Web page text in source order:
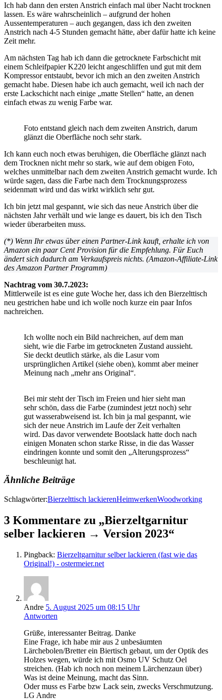
Ich hab dann den ersten Anstrich einfach mal über Nacht trocknen
lassen. Es wäre wahrscheinlich – aufgrund der hohen
Aussentemperaturen – auch gegangen, dass ich den zweiten
Anstrich nach 4-5 Stunden gemacht hätte, aber dafür hatte ich keine
Zeit mehr.
Am nächsten Tag hab ich dann die getrocknete Farbschicht mit
einem Schleifpapier K220 leicht angeschliffen und gut mit dem
Kompressor entstaubt, bevor ich mich an den zweiten Anstrich
gemacht habe. Diesen habe ich auch gemacht, weil ich nach der
erste Lackschicht nach einige „matte Stellen“ hatte, an denen
einfach etwas zu wenig Farbe war.
Foto entstand gleich nach dem zweiten Anstrich, darum
glänzt die Oberfläche noch sehr stark.
Ich kann euch noch etwas beruhigen, die Oberfläche glänzt nach
dem Trocknen nicht mehr so stark, wie auf dem obigen Foto,
welches unmittelbar nach dem zweiten Anstrich gemacht wurde. Ich
würde sagen, dass die Farbe nach dem Trocknungsprozess
seidenmatt wird und das wirkt wirklich sehr gut.
Ich bin jetzt mal gespannt, wie sich das neue Anstrich über die
nächsten Jahr verhält und wie lange es dauert, bis ich den Tisch
wieder überarbeiten muss.
(*) Wenn Ihr etwas über einen Partner-Link kauft, erhalte ich von
Amazon ein paar Cent Provision für die Empfehlung. Für Euch
ändert sich dadurch am Verkaufspreis nichts. (Amazon-Affiliate-Link
des Amazon Partner Programm)
Nachtrag vom 30.7.2023:
Mittlerweile ist es eine gute Woche her, dass ich den Bierzelttisch
neu gestrichen habe und ich wolle noch kurze ein paar Infos
nachreichen.
Ich wollte noch ein Bild nachreichen, auf dem man
sieht, wie die Farbe im getrockneten Zustand aussieht.
Sie deckt deutlich stärke, als die Lasur vom
ursprünglichen Artikel (siehe oben), kommt aber meiner
Meinung nach „mehr ans Original“.
Bei mir steht der Tisch im Freien und hier sieht man
sehr schön, dass die Farbe (zumindest jetzt noch) sehr
gut wasserabweisend ist. Ich bin ja mal gespannt, wie
sich der neue Anstrich im Laufe der Zeit verhalten
wird. Das davor verwendete Bootslack hatte doch nach
einigen Monaten schon starke Risse, in die das Wasser
eindringen konnte und somit den „Alterungsprozess“
beschleunigt hat.
Ähnliche Beiträge
Schlagwörter:Bierzelttisch lackierenHeimwerkenWoodworking
3 Kommentare zu „Bierzeltgarnitur
selber lackieren → Version 2023“
Pingback: Bierzeltgarnitur selber lackieren (fast wie das
Original!) - ostermeier.net
Andre 5. August 2025 um 08:15 Uhr
Antworten
Grüße, interessanter Beitrag. Danke
Eine Frage, ich habe mir aus 2 unbesäumten
Lärchebolen/Bretter ein Biertisch gebaut, um der Optik des
Holzes wegen, würde ich mit Osmo UV Schutz Oel
streichen. (Hab ich noch non meinem Lärchenzaun über)
Was ist deine Meinung, macht das Sinn.
Oder muss es Farbe bzw Lack sein, zwecks Verschmutzung.
LG Andre